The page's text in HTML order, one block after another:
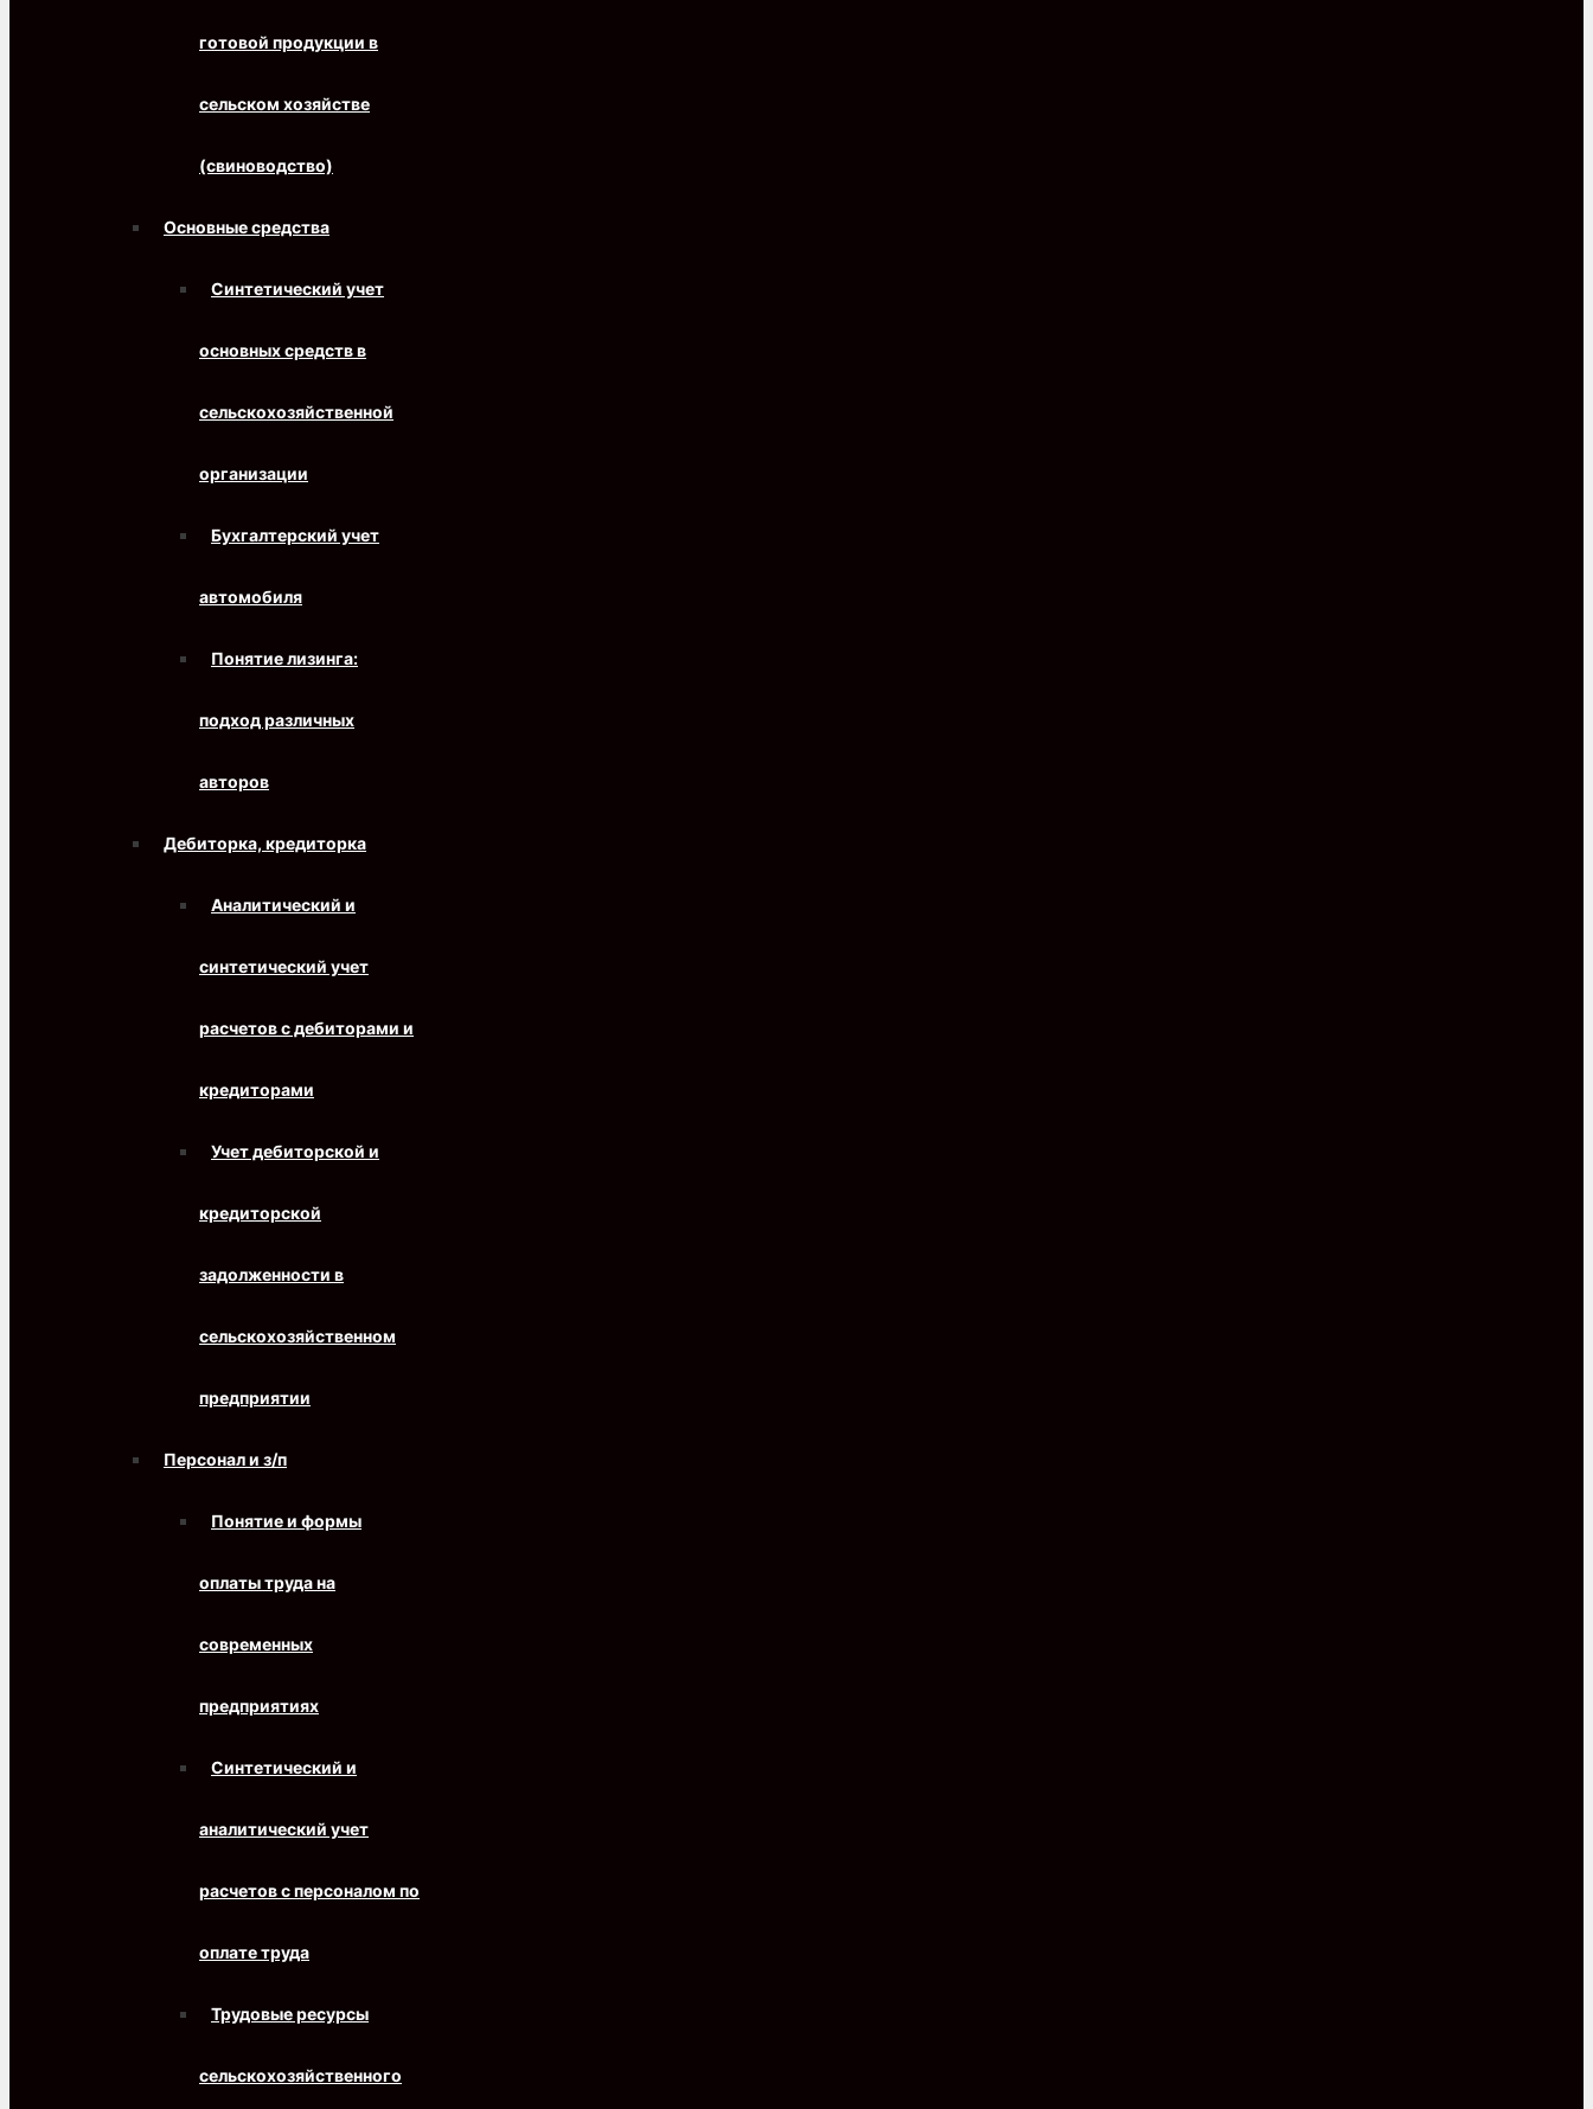
готовой продукции в
сельском хозяйстве
(свиноводство)
Основные средства
Синтетический учет
основных средств в
сельскохозяйственной
организации
Бухгалтерский учет
автомобиля
Понятие лизинга:
подход различных
авторов
Дебиторка, кредиторка
Аналитический и
синтетический учет
расчетов с дебиторами и
кредиторами
Учет дебиторской и
кредиторской
задолженности в
сельскохозяйственном
предприятии
Персонал и з/п
Понятие и формы
оплаты труда на
современных
предприятиях
Синтетический и
аналитический учет
расчетов с персоналом по
оплате труда
Трудовые ресурсы
сельскохозяйственного